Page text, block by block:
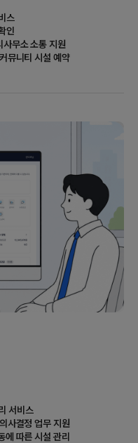
스
인
사무소 소통 지원
뮤니티 시설 예약
서비스
사결정 업무 지원
에 따른 시설 관리